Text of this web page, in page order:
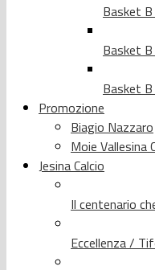
Basket
Basket
Basket
Promozione
Biagio Nazzaro
Moie Vallesina
Jesina Calcio
Il centenario
Eccellenza /